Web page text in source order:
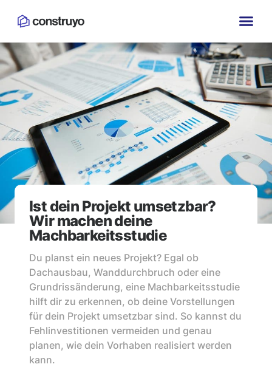
Ist dein Projekt umsetzbar?
Wir machen deine
Machbarkeitsstudie
Du planst ein neues Projekt? Egal ob
Dachausbau, Wanddurchbruch oder eine
Grundrissänderung, eine Machbarkeitsstudie
hilft dir zu erkennen, ob deine Vorstellungen
für dein Projekt umsetzbar sind. So kannst du
Fehlinvestitionen vermeiden und genau
planen, wie dein Vorhaben realisiert werden
kann.​